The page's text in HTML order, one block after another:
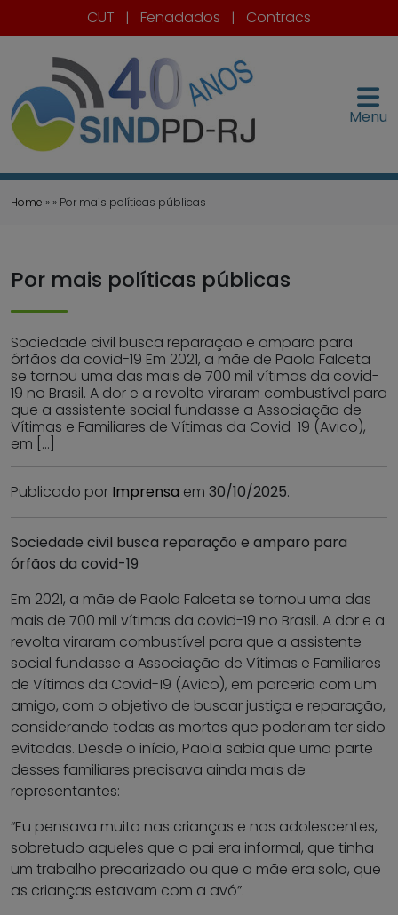
CUT | Fenadados | Contracs
Menu
Home » » Por mais políticas públicas
Por mais políticas públicas
Sociedade civil busca reparação e amparo para
órfãos da covid-19 Em 2021, a mãe de Paola Falceta
se tornou uma das mais de 700 mil vítimas da covid-
19 no Brasil. A dor e a revolta viraram combustível para
que a assistente social fundasse a Associação de
Vítimas e Familiares de Vítimas da Covid-19 (Avico),
em […]
Publicado por Imprensa em 30/10/2025.
Sociedade civil busca reparação e amparo para
órfãos da covid-19
Em 2021, a mãe de Paola Falceta se tornou uma das
mais de 700 mil vítimas da covid-19 no Brasil. A dor e a
revolta viraram combustível para que a assistente
social fundasse a Associação de Vítimas e Familiares
de Vítimas da Covid-19 (Avico), em parceria com um
amigo, com o objetivo de buscar justiça e reparação,
considerando todas as mortes que poderiam ter sido
evitadas. Desde o início, Paola sabia que uma parte
desses familiares precisava ainda mais de
representantes:
“Eu pensava muito nas crianças e nos adolescentes,
sobretudo aqueles que o pai era informal, que tinha
um trabalho precarizado ou que a mãe era solo, que
as crianças estavam com a avó”.